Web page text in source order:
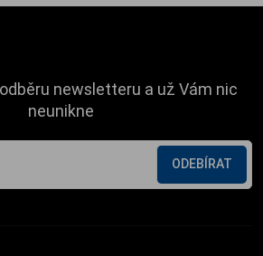
newsletteru a už Vám nic
neunikne
ODEBÍRAT